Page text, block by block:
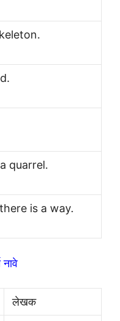
quarrel.
is a way.
नावे
लेखक